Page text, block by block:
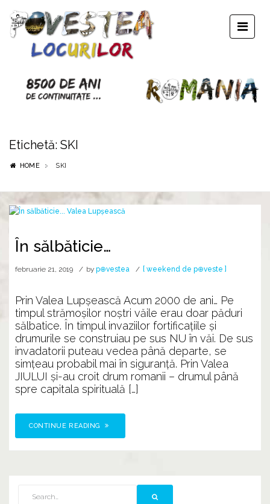
Etichetă: SKI
HOME SKI
În sălbăticie…
februarie 21, 2019 by p⊕vestea [ weekend de p⊕veste ]
Prin Valea Lupșească Acum 2000 de ani… Pe
timpul strămoșilor noștri văile erau doar păduri
sălbatice. În timpul invaziilor fortificațiile și
drumurile se construiau pe sus NU în văi. De sus
invadatorii puteau vedea până departe, se
simțeau probabil mai în siguranță. Prin Valea
JIULUI și-au croit drum romanii – drumul până
spre capitala spirituală […]
CONTINUE READING